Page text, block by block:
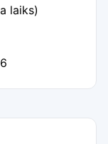
laiks)